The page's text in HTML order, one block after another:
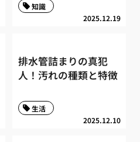
2025.12.19
知識
排水管詰まりの真犯
人！汚れの種類と特徴
2025.12.10
生活